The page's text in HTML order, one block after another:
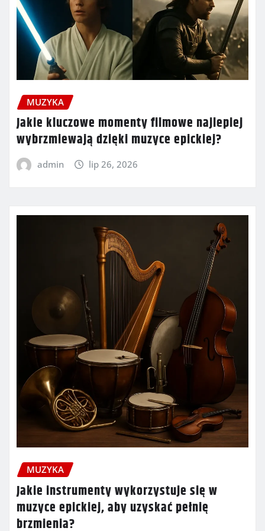
MUZYKA
Jakie kluczowe momenty filmowe najlepiej
wybrzmiewają dzięki muzyce epickiej?
admin lip 26, 2026
MUZYKA
Jakie instrumenty wykorzystuje się w
muzyce epickiej, aby uzyskać pełnię
brzmienia?